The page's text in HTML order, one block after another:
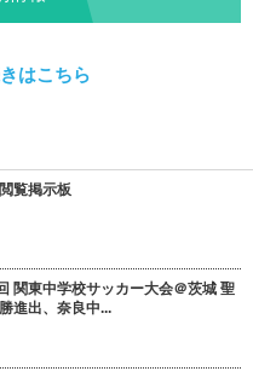
はこちら
覧掲示板
関東中学校サッカー大会＠茨城 聖
進出、奈良中...